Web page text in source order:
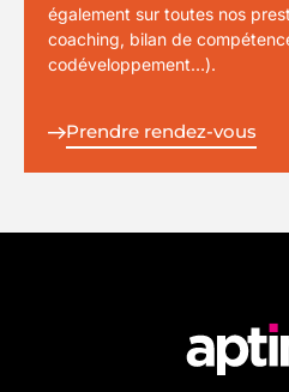
également sur toutes nos
coaching, bilan de
codéveloppement…).
Prendre rendez-vous